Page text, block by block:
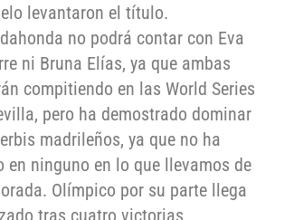
levantaron el título.
no podrá contar con Eva
ni Bruna Elías, ya que ambas
compitiendo en las World Series
pero ha demostrado dominar
madrileños, ya que no ha
en ninguno en lo que llevamos de
Olímpico por su parte llega
tras cuatro victorias